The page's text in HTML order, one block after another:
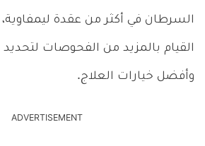
السرطان في أكثر من عقدة
القيام بالمزيد من الفحوصات
وأفضل خيارات العلاج.
ADVERTISEMENT